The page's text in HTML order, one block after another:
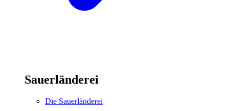
Sauerländerei
Die Sauerländerei